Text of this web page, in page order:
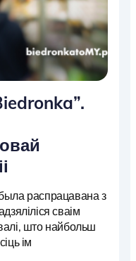
распрацавана з
сваім
што найбольш
ім